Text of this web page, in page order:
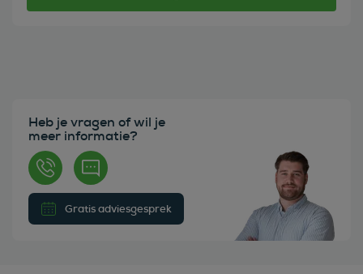
Heb je vragen of wil je
meer informatie?
Gratis adviesgesprek